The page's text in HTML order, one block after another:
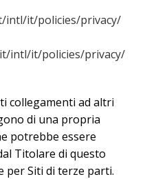
intl/it/policies/privacy/
intl/it/policies/privacy/
collegamenti ad altri
di una propria
potrebbe essere
Titolare di questo
per Siti di terze parti.